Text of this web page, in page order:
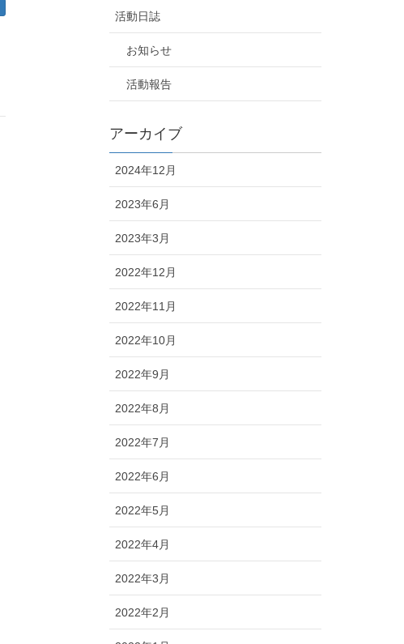
活動日誌
お知らせ
活動報告
アーカイブ
2024年12月
2023年6月
2023年3月
2022年12月
2022年11月
2022年10月
2022年9月
2022年8月
2022年7月
2022年6月
2022年5月
2022年4月
2022年3月
2022年2月